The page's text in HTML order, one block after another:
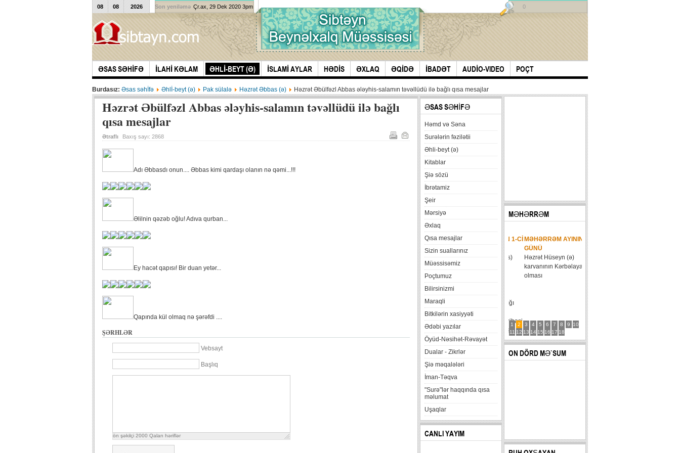
ƏSAS SƏHİFƏ İLAHİ KƏLAM ƏHLİ-BEYT (Ə) İSLAMİ AYLAR HƏDİS ƏXLAQ ƏQİDƏ İBADƏT AUDİO-VIDEO POÇT
08 08 2026 Son yeniləmə Çr.ax, 29 Dek 2020 3pm 0
Burdasız: Əsas səhİfə Əhlİ-beyt (ə) Pak sülalə Həzrət Əbbas (ə) Həzrət Əbülfəzl Abbas ələyhis-salamın təvəllüdü ilə bağlı qısa mesajlar
Həzrət Əbülfəzl Abbas ələyhis-salamın təvəllüdü ilə bağlı
qısa mesajlar
Ətraflı Baxış sayı: 2868
Adı Əbbasdı onun.... Əbbas kimi qardaşı olanın nə qəmi...!!!
Əlilnin qəzəb oğlu! Adıva qurban...
Ey hacət qapısı! Bir duan yetər...
Qapında kül olmaq nə şərəfdi ....
ŞƏRHLƏR
Vebsayt
Başlıq
ön şəkilçi 2000 Qalan həriflər
ƏSAS SƏHİFƏ
Həmd və Səna
Surələrin fəzilətii
Əhli-beyt (ə)
Kitablar
Şiə sözü
İbrətamiz
Şeir
Mərsiyə
Əxlaq
Qısa mesajlar
Sizin suallarınız
Müəssisəmiz
Poçtumuz
Bilirsinizmi
Maraqli
Bitkilərin xasiyyəti
Ədəbi yazılar
Öyüd-Nəsihət-Rəvayət
Dualar - Zikrlər
Şiə məqalələri
İman-Təqva
"Surə"lər haqqında qısa
məlumat
Uşaqlar
CANLI YAYIM
MƏHƏRRƏM
1 2 3 4 5 6 7 8 9
10
11 12 13 14 15 16 17 18
MƏHƏRRƏM AYININ 2-CI
GÜNÜ
Həzrət Hüseyn (ə)
karvanının Kərbəlaya daxil
olması
ON DÖRD MƏ`SUM